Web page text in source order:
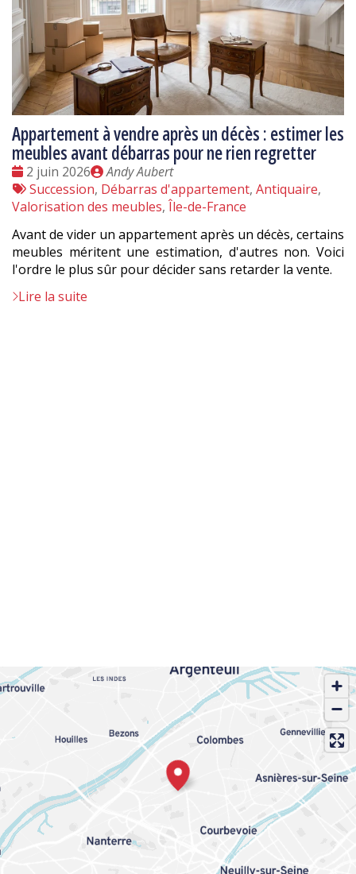
Appartement à vendre après un décès : estimer les
meubles avant débarras pour ne rien regretter
Date
:
2 juin 2026
Publié
par
Andy Aubert
Tags
:
Succession, Débarras d'appartement, Antiquaire,
Valorisation des meubles, Île-de-France
Avant de vider un appartement après un décès, certains
meubles méritent une estimation, d'autres non. Voici
l'ordre le plus sûr pour décider sans retarder la vente.
Lire la suite